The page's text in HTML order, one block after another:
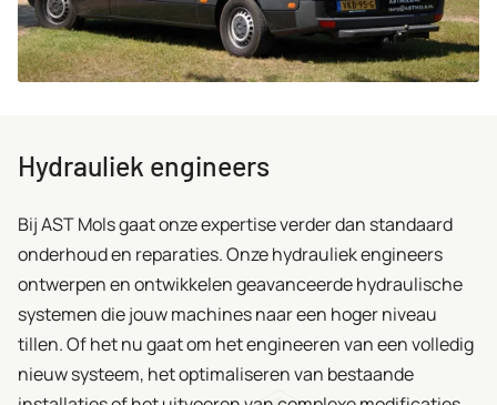
Hydrauliek engineers
Bij AST Mols gaat onze expertise verder dan standaard
onderhoud en reparaties. Onze hydrauliek engineers
ontwerpen en ontwikkelen geavanceerde hydraulische
systemen die jouw machines naar een hoger niveau
tillen. Of het nu gaat om het engineeren van een volledig
nieuw systeem, het optimaliseren van bestaande